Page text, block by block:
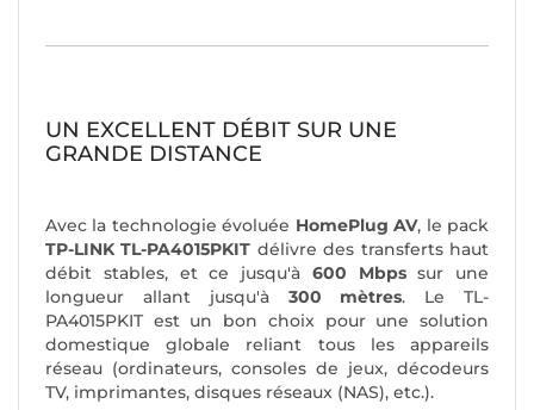
UN EXCELLENT DÉBIT SUR UNE
GRANDE DISTANCE
Avec la technologie évoluée HomePlug AV, le pack
TP-LINK TL-PA4015PKIT délivre des transferts haut
débit stables, et ce jusqu'à 600 Mbpssur une
longueur allant jusqu'à 300 mètres. Le TL-
PA4015PKIT est un bon choix pour une solution
domestique globale reliant tous les appareils
réseau (ordinateurs, consoles de jeux, décodeurs
TV, imprimantes, disques réseaux (NAS), etc.).